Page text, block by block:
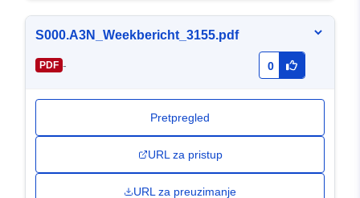
S000.A3N_Weekbericht_3155.pdf
PDF - 0
Pretpregled
URL za pristup
URL za preuzimanje